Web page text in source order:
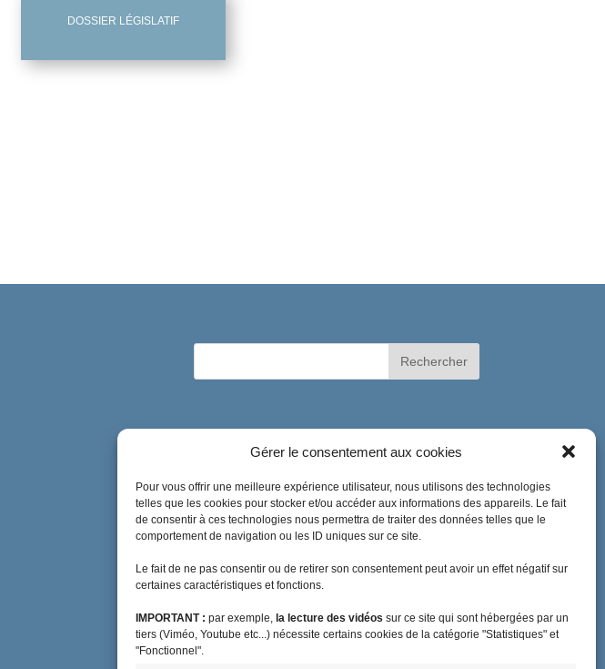
Gérer le consentement aux cookies
Pour vous offrir une meilleure expérience utilisateur, nous utilisons des technologies
telles que les cookies pour stocker et/ou accéder aux informations des appareils. Le fait
de consentir à ces technologies nous permettra de traiter des données telles que le
comportement de navigation ou les ID uniques sur ce site.
Le fait de ne pas consentir ou de retirer son consentement peut avoir un effet négatif sur
certaines caractéristiques et fonctions.
IMPORTANT : par exemple, la lecture des vidéos sur ce site qui sont hébergées par un
tiers (Viméo, Youtube etc...) nécessite certains cookies de la catégorie "Statistiques" et
"Fonctionnel".
DOSSIER LÉGISLATIF
#coronavirus
agriculture
Brexit
budget outre-mer
caisse de prévoyance sociale
charges sociales
différenciation territoriale
enjeux européens
femmes outremer
formation
indivision successorale